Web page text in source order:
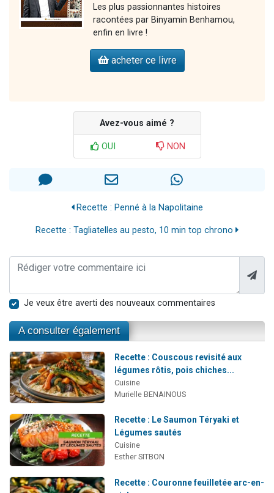
Les plus passionnantes histoires
racontées par Binyamin Benhamou,
enfin en livre !
acheter ce livre
Avez-vous aimé ?
OUI NON
Recette : Penné à la Napolitaine
Recette : Tagliatelles au pesto, 10 min top chrono
Je veux être averti des nouveaux commentaires
A consulter également
Recette : Couscous revisité aux
légumes rôtis, pois chiches...
Cuisine
Murielle BENAINOUS
Recette : Le Saumon Téryaki et
Légumes sautés
Cuisine
Esther SITBON
Recette : Couronne feuilletée arc-en-